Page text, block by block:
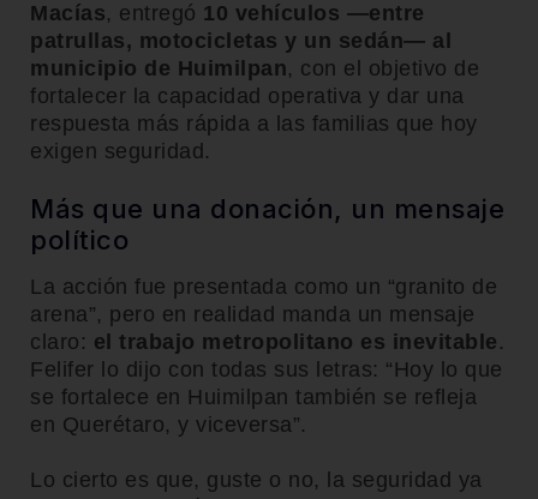
Macías, entregó 10 vehículos —entre
patrullas, motocicletas y un sedán— al
municipio de Huimilpan, con el objetivo de
fortalecer la capacidad operativa y dar una
respuesta más rápida a las familias que hoy
exigen seguridad.
Más que una donación, un mensaje
político
La acción fue presentada como un “granito de
arena”, pero en realidad manda un mensaje
claro: el trabajo metropolitano es inevitable .
Felifer lo dijo con todas sus letras: “Hoy lo que
se fortalece en Huimilpan también se refleja
en Querétaro, y viceversa”.
Lo cierto es que, guste o no, la seguridad ya